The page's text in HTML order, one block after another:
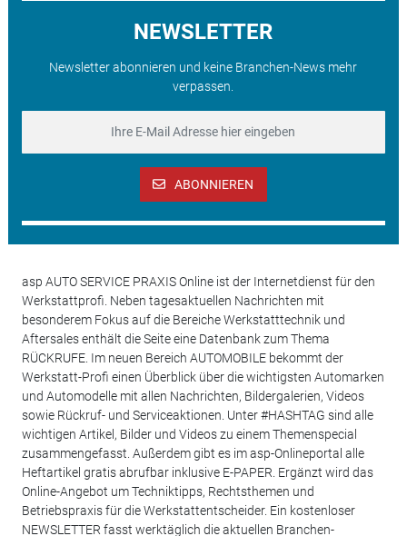
NEWSLETTER
Newsletter abonnieren und keine Branchen-News mehr
verpassen.
ABONNIEREN
asp AUTO SERVICE PRAXIS Online ist der Internetdienst für den
Werkstattprofi. Neben tagesaktuellen Nachrichten mit
besonderem Fokus auf die Bereiche Werkstatttechnik und
Aftersales enthält die Seite eine Datenbank zum Thema
RÜCKRUFE. Im neuen Bereich AUTOMOBILE bekommt der
Werkstatt-Profi einen Überblick über die wichtigsten Automarken
und Automodelle mit allen Nachrichten, Bildergalerien, Videos
sowie Rückruf- und Serviceaktionen. Unter #HASHTAG sind alle
wichtigen Artikel, Bilder und Videos zu einem Themenspecial
zusammengefasst. Außerdem gibt es im asp-Onlineportal alle
Heftartikel gratis abrufbar inklusive E-PAPER. Ergänzt wird das
Online-Angebot um Techniktipps, Rechtsthemen und
Betriebspraxis für die Werkstattentscheider. Ein kostenloser
NEWSLETTER fasst werktäglich die aktuellen Branchen-